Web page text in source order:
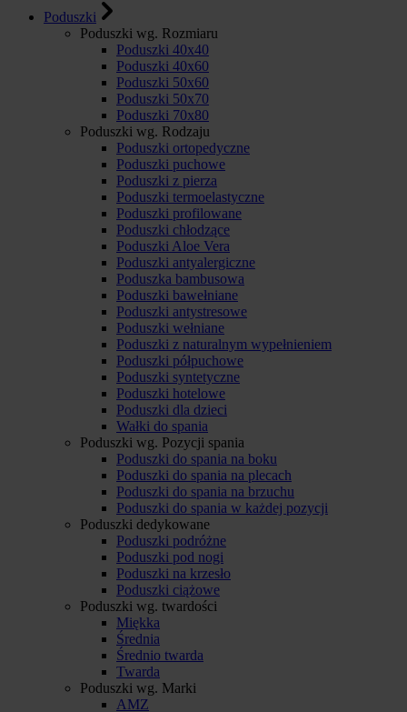
Poduszki
Poduszki wg. Rozmiaru
Poduszki 40x40
Poduszki 40x60
Poduszki 50x60
Poduszki 50x70
Poduszki 70x80
Poduszki wg. Rodzaju
Poduszki ortopedyczne
Poduszki puchowe
Poduszki z pierza
Poduszki termoelastyczne
Poduszki profilowane
Poduszki chłodzące
Poduszki Aloe Vera
Poduszki antyalergiczne
Poduszka bambusowa
Poduszki bawełniane
Poduszki antystresowe
Poduszki wełniane
Poduszki z naturalnym wypełnieniem
Poduszki półpuchowe
Poduszki syntetyczne
Poduszki hotelowe
Poduszki dla dzieci
Wałki do spania
Poduszki wg. Pozycji spania
Poduszki do spania na boku
Poduszki do spania na plecach
Poduszki do spania na brzuchu
Poduszki do spania w każdej pozycji
Poduszki dedykowane
Poduszki podróżne
Poduszki pod nogi
Poduszki na krzesło
Poduszki ciążowe
Poduszki wg. twardości
Miękka
Średnia
Średnio twarda
Twarda
Poduszki wg. Marki
AMZ